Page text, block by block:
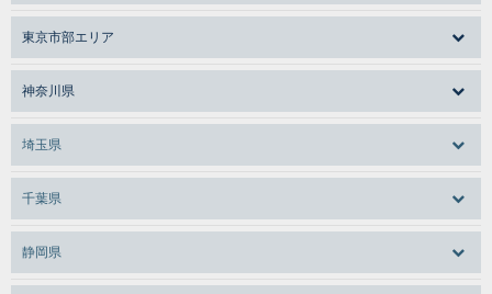
東京市部エリア
神奈川県
埼玉県
千葉県
静岡県